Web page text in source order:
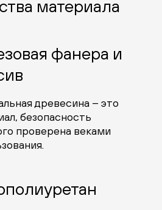
материала
фанера и
древесина – это
безопасность
проверена веками